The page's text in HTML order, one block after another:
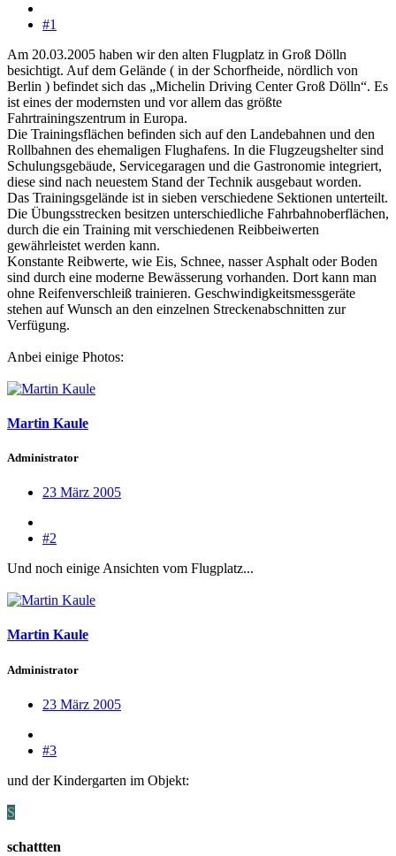
#1
Am 20.03.2005 haben wir den alten Flugplatz in Groß Dölln
besichtigt. Auf dem Gelände ( in der Schorfheide, nördlich von
Berlin ) befindet sich das „Michelin Driving Center Groß Dölln“. Es
ist eines der modernsten und vor allem das größte
Fahrtrainingszentrum in Europa.
Die Trainingsflächen befinden sich auf den Landebahnen und den
Rollbahnen des ehemaligen Flughafens. In die Flugzeugshelter sind
Schulungsgebäude, Servicegaragen und die Gastronomie integriert,
diese sind nach neuestem Stand der Technik ausgebaut worden.
Das Trainingsgelände ist in sieben verschiedene Sektionen unterteilt.
Die Übungsstrecken besitzen unterschiedliche Fahrbahnoberflächen,
durch die ein Training mit verschiedenen Reibbeiwerten
gewährleistet werden kann.
Konstante Reibwerte, wie Eis, Schnee, nasser Asphalt oder Boden
sind durch eine moderne Bewässerung vorhanden. Dort kann man
ohne Reifenverschleiß trainieren. Geschwindigkeitsmessgeräte
stehen auf Wunsch an den einzelnen Streckenabschnitten zur
Verfügung.
Anbei einige Photos:
Martin Kaule
Administrator
23 März 2005
#2
Und noch einige Ansichten vom Flugplatz...
Martin Kaule
Administrator
23 März 2005
#3
und der Kindergarten im Objekt:
S
schattten